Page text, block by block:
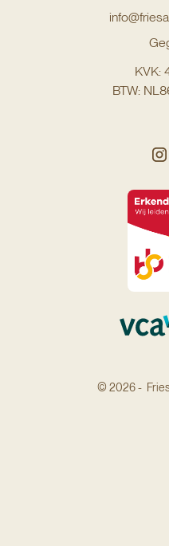
KVK:
BTW:
© 2026 -